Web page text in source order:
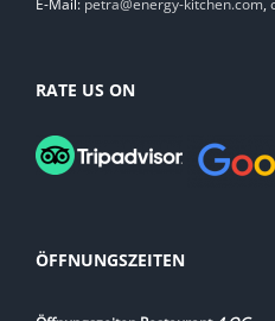
E-Mail: petra@energy-kitchen.com,
RATE US ON
ÖFFNUNGSZEITEN